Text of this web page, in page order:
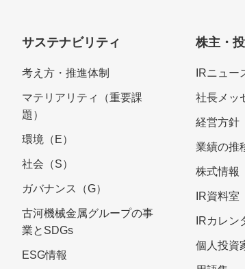
サステナビリティ
考え方・推進体制
マテリアリティ（重要課
題）
環境（E）
社会（S）
ガバナンス（G）
古河機械金属グループの事
業とSDGs
ESG情報
株主・
IRニュー
社長メッ
経営方針
業績の推
株式情報
IR資料室
IRカレン
個人投資